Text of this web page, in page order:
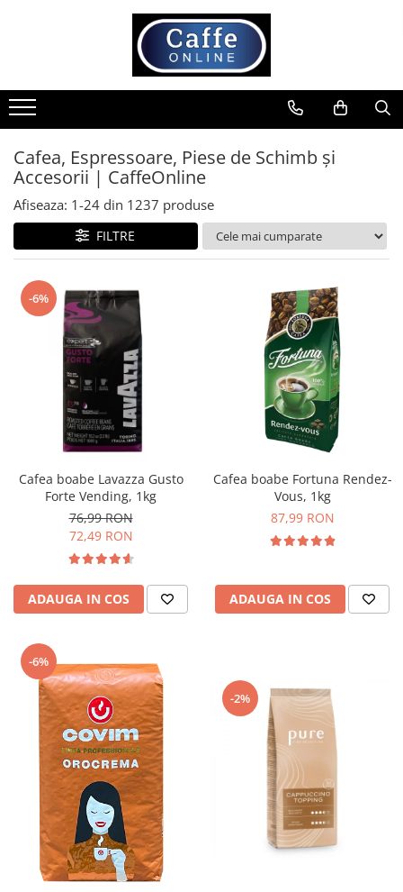
Cafea
Cafea Boabe
Capsule Cafea
Cafea Macinata
Cafea Instant
Espressoare
Aparate Automate
Aparate capsule
Aparate clasice
Accesorii
Complementare
Diverse
Pahare de cafea
Consumabile
Ciocolata calda
Lapte instant
Pliculete Zahar si Miere
Siropuri
Topping
Aparate SH
Promotii
Stabilizatoare tensiune
Piese schimb espressoare
Cafea, Espressoare, Piese de Schimb și
Accesorii | CaffeOnline
Afiseaza: 1-24 din 1237 produse
FILTRE
-6%
Cafea boabe Lavazza Gusto
Forte Vending, 1kg
76,99 RON
72,49 RON
ADAUGA IN COS
Cafea boabe Fortuna Rendez-
Vous, 1kg
87,99 RON
ADAUGA IN COS
-6%
-2%